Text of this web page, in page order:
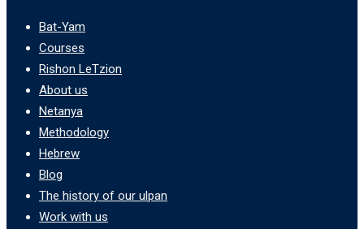
Bat-Yam
Courses
Rishon LeTzion
About us
Netanya
Methodology
Hebrew
Blog
The history of our ulpan
Work with us